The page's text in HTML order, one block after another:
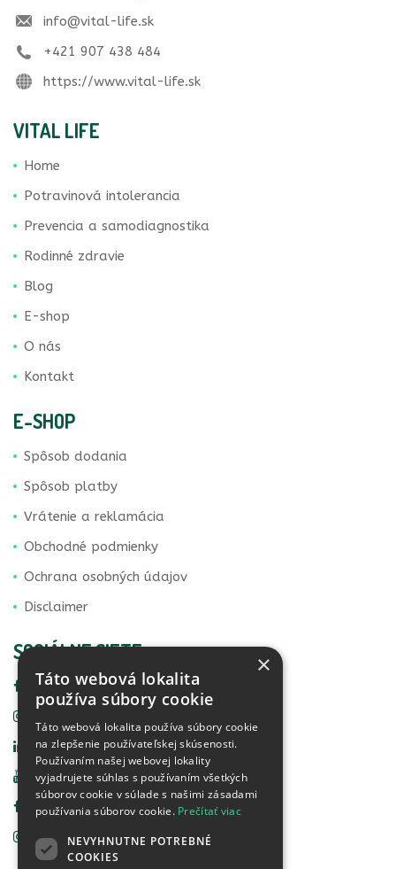
info@vital-life.sk
+421 907 438 484
https://www.vital-life.sk
VITAL LIFE
Home
Potravinová intolerancia
Prevencia a samodiagnostika
Rodinné zdravie
Blog
E-shop
O nás
Kontakt
E-SHOP
Spôsob dodania
Spôsob platby
Vrátenie a reklamácia
Obchodné podmienky
Ochrana osobných údajov
Disclaimer
SOCIÁLNE SIETE
Facebook Vital Life
Linkedin Vital Life
YouTube Vital Life
Facebook Food Detective
Instagram Food Detective
×
Táto webová lokalita
používa súbory cookie
Táto webová lokalita používa súbory cookie
na zlepšenie používateľskej skúsenosti.
Používaním našej webovej lokality
vyjadrujete súhlas s používaním všetkých
súborov cookie v súlade s našimi zásadami
používania súborov cookie. Prečítať viac
NEVYHNUTNE POTREBNÉ
COOKIES